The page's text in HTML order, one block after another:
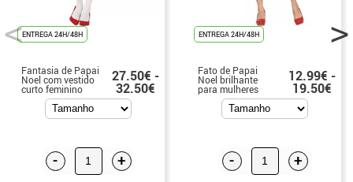
ENTREGA 24H/48H
Fantasia de Papai
Noel com vestido
curto feminino
27.50€ -
32.50€
- +
ENTREGA 24H/48H
Fato de Papai
Noel brilhante
para mulheres
12.99€ -
19.50€
- +